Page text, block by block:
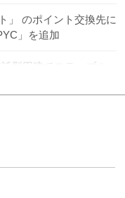
」 のポイント交換先に
」を追加
託型円建てステーブル